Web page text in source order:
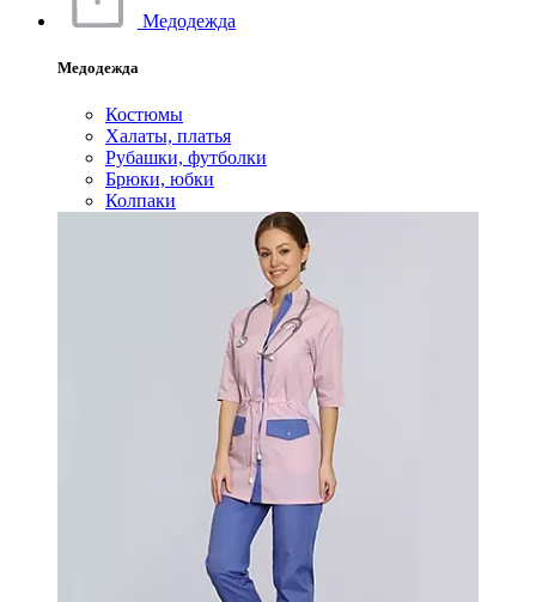
Медодежда
Медодежда
Костюмы
Халаты, платья
Рубашки, футболки
Брюки, юбки
Колпаки